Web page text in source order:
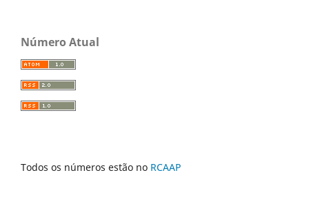
Número Atual
Todos os números estão no RCAAP